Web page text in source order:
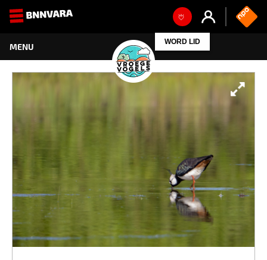
WORD LID